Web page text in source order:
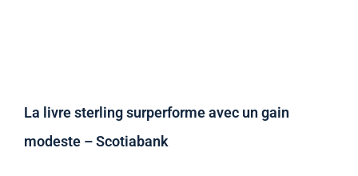
La livre sterling surperforme avec un gain
modeste – Scotiabank